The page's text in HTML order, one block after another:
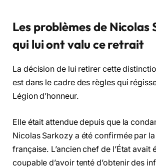
Les problèmes de Nicolas
qui lui ont valu ce retrait
La décision de lui retirer cette
est dans le cadre des règles qui
Légion d’honneur.
Elle était attendue depuis que la
Nicolas Sarkozy a été confirmée par
française. L’ancien chef de l’État avait
coupable d’avoir tenté d’obtenir des